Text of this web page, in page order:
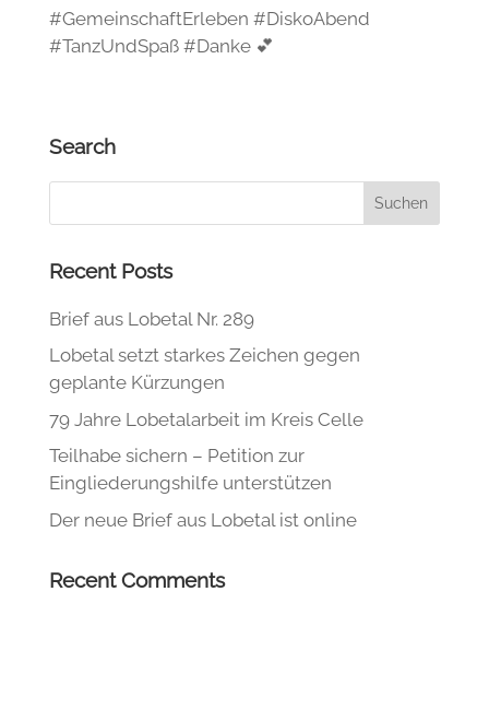
#GemeinschaftErleben #DiskoAbend
#TanzUndSpaß #Danke 💕
Search
Recent Posts
Brief aus Lobetal Nr. 289
Lobetal setzt starkes Zeichen gegen
geplante Kürzungen
79 Jahre Lobetalarbeit im Kreis Celle
Teilhabe sichern – Petition zur
Eingliederungshilfe unterstützen
Der neue Brief aus Lobetal ist online
Recent Comments